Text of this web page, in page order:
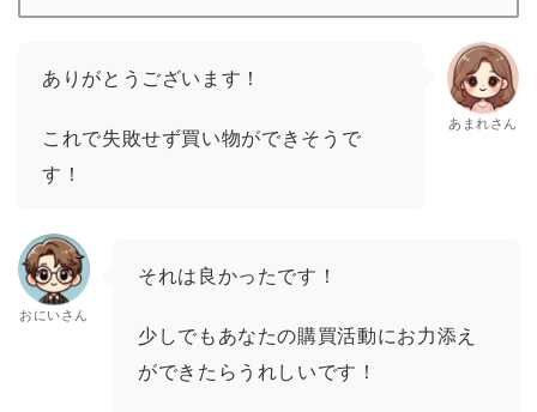
ありがとうございます！
これで失敗せず買い物ができそうで
す！
あまれさん
おにいさん
それは良かったです！
少しでもあなたの購買活動にお力添え
ができたらうれしいです！